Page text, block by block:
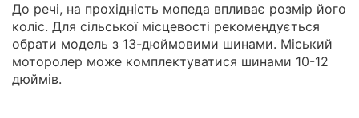
До речі, на прохідність мопеда впливає розмір його
коліс. Для сільської місцевості рекомендується
обрати модель з 13-дюймовими шинами. Міський
моторолер може комплектуватися шинами 10-12
дюймів.